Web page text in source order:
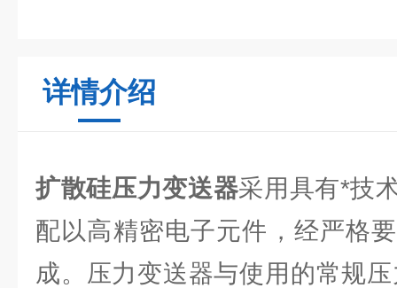
详情介绍
扩散硅压力变送器采用具有*技
配以高精密电子元件，经严格
成。压力变送器与使用的常规